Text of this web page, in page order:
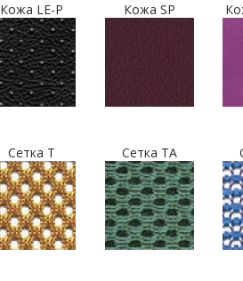
Кожа LE-P Кожа SP
Сетка T Сетка TA